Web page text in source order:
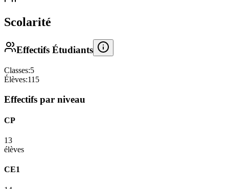
Scolarité
Effectifs Étudiants
Classes:5
Élèves:115
Effectifs par niveau
CP
13
élèves
CE1